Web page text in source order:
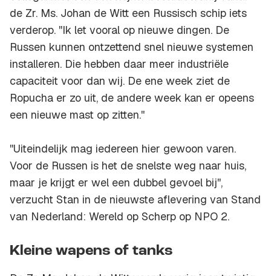
de Zr. Ms. Johan de Witt een Russisch schip iets
verderop. ''Ik let vooral op nieuwe dingen. De
Russen kunnen ontzettend snel nieuwe systemen
installeren. Die hebben daar meer industriële
capaciteit voor dan wij. De ene week ziet de
Ropucha er zo uit, de andere week kan er opeens
een nieuwe mast op zitten.''
''Uiteindelijk mag iedereen hier gewoon varen.
Voor de Russen is het de snelste weg naar huis,
maar je krijgt er wel een dubbel gevoel bij'',
verzucht Stan in de nieuwste aflevering van Stand
van Nederland: Wereld op Scherp op NPO 2.
Kleine wapens of tanks